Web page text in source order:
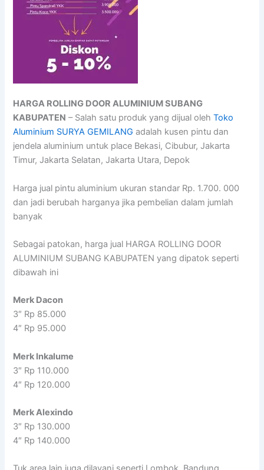
HARGA ROLLING DOOR ALUMINIUM SUBANG
KABUPATEN – Salah satu produk yang dijual olehToko
Aluminium SURYA GEMILANG adalah kusen pintu dan
jendela aluminium untuk place Bekasi, Cibubur, Jakarta
Timur, Jakarta Selatan, Jakarta Utara, Depok
Harga jual pintu aluminium ukuran standar Rp. 1.700. 000
dan jadi berubah harganya jika pembelian dalam jumlah
banyak
Sebagai patokan, harga jual HARGA ROLLING DOOR
ALUMINIUM SUBANG KABUPATEN yang dipatok seperti
dibawah ini
Merk Dacon
3″ Rp 85.000
4″ Rp 95.000
Merk Inkalume
3″ Rp 110.000
4″ Rp 120.000
Merk Alexindo
3″ Rp 130.000
4″ Rp 140.000